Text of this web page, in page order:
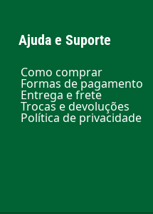
Ajuda e Suporte
Como comprar
Formas de pagamento
Entrega e frete
Trocas e devoluções
Política de privacidade